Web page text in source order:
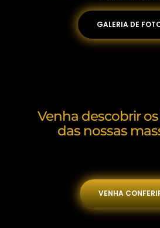
GALERIA DE
Venha descobrir
das nossas
VENHA